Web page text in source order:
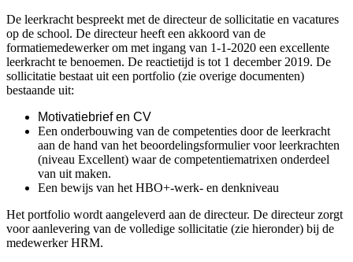
De leerkracht bespreekt met de directeur de sollicitatie en vacatures
op de school. De directeur heeft een akkoord van de
formatiemedewerker om met ingang van 1-1-2020 een excellente
leerkracht te benoemen. De reactietijd is tot 1 december 2019. De
sollicitatie bestaat uit een portfolio (zie overige documenten)
bestaande uit:
Motivatiebrief en CV
Een onderbouwing van de competenties door de leerkracht
aan de hand van het beoordelingsformulier voor leerkrachten
(niveau Excellent) waar de competentiematrixen onderdeel
van uit maken.
Een bewijs van het HBO+-werk- en denkniveau
Het portfolio wordt aangeleverd aan de directeur. De directeur zorgt
voor aanlevering van de volledige sollicitatie (zie hieronder) bij de
medewerker HRM.